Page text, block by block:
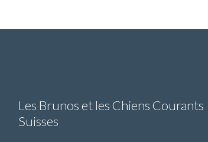
Les Brunos et les Chiens Courants
Suisses